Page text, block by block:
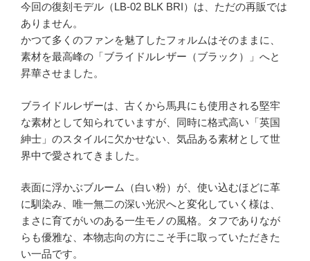
今回の復刻モデル（LB-02 BLK BRI）は、ただの再販では
ありません。
かつて多くのファンを魅了したフォルムはそのままに、
素材を最高峰の「ブライドルレザー（ブラック）」へと
昇華させました。
ブライドルレザーは、古くから馬具にも使用される堅牢
な素材として知られていますが、同時に格式高い「英国
紳士」のスタイルに欠かせない、気品ある素材として世
界中で愛されてきました。
表面に浮かぶブルーム（白い粉）が、使い込むほどに革
に馴染み、唯一無二の深い光沢へと変化していく様は、
まさに育てがいのある一生モノの風格。タフでありなが
らも優雅な、本物志向の方にこそ手に取っていただきた
い一品です。